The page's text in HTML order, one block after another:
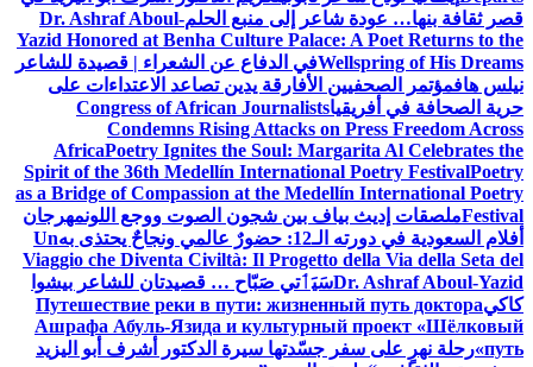
قصر ثقافة بنها… عودة شاعر إلى منبع الحلمDr. Ashraf Aboul-
Yazid Honored at Benha Culture Palace: A Poet Returns to the
Wellspring of His Dreamsفي الدفاع عن الشعراء | قصيدة للشاعر
نيلس هافمؤتمر الصحفيين الأفارقة يدين تصاعد الاعتداءات على
حرية الصحافة في أفريقياCongress of African Journalists
Condemns Rising Attacks on Press Freedom Across
AfricaPoetry Ignites the Soul: Margarita Al Celebrates the
Spirit of the 36th Medellín International Poetry FestivalPoetry
as a Bridge of Compassion at the Medellín International Poetry
Festivalملصقات إديث بياف بين شجون الصوت ووجع اللونمهرجان
أفلام السعودية في دورته الـ12: حضورٌ عالمي ونجاحٌ يحتذى به
Un
Viaggio che Diventa Civiltà: Il Progetto della Via della Seta del
Dr. Ashraf Aboul-Yazidسَيَٲتي صَبّاح … قصيدتان للشاعر بيشوا
كاكيПутешествие реки в пути: жизненный путь доктора
Ашрафа Абуль-Язида и культурный проект «Шёлковый
путь» رحلة نهرٍ على سفر جسّدتها سيرة الدكتور أشرف أبو اليزيد